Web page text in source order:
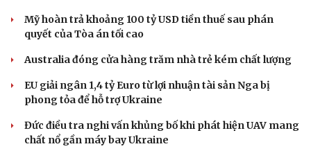
Mỹ hoàn trả khoảng 100 tỷ USD tiền thuế sau phán
quyết của Tòa án tối cao
Australia đóng cửa hàng trăm nhà trẻ kém chất lượng
EU giải ngân 1,4 tỷ Euro từ lợi nhuận tài sản Nga bị
phong tỏa để hỗ trợ Ukraine
Đức điều tra nghi vấn khủng bố khi phát hiện UAV mang
chất nổ gần máy bay Ukraine